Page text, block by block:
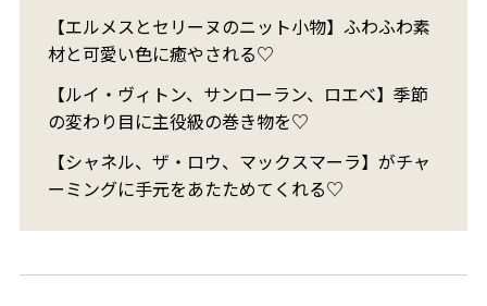
【エルメスとセリーヌのニット小物】ふわふわ素
材と可愛い色に癒やされる♡
【ルイ・ヴィトン、サンローラン、ロエベ】季節
の変わり目に主役級の巻き物を♡
【シャネル、ザ・ロウ、マックスマーラ】がチャ
ーミングに手元をあたためてくれる♡